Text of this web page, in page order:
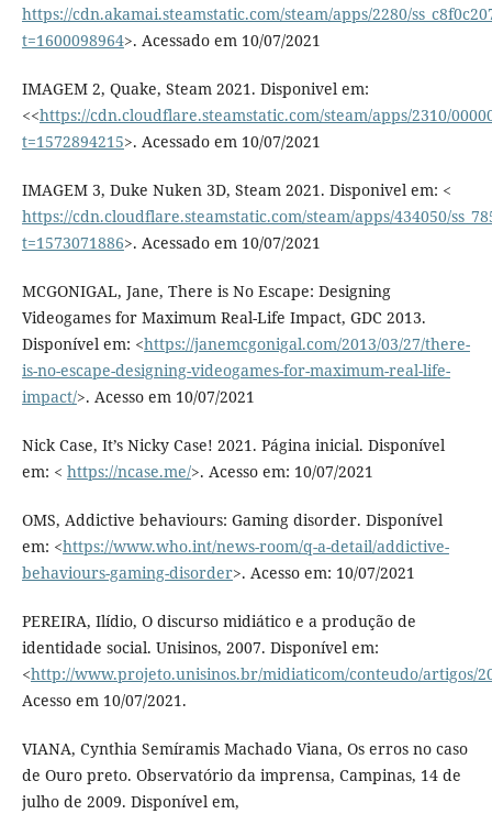
https://cdn.akamai.steamstatic.com/steam/apps/2280/
t=1600098964>. Acessado em 10/07/2021
IMAGEM 2, Quake, Steam 2021. Disponivel em:
<<https://cdn.cloudflare.steamstatic.com/steam/apps/2310/
t=1572894215>. Acessado em 10/07/2021
IMAGEM 3, Duke Nuken 3D, Steam 2021. Disponivel em: <
https://cdn.cloudflare.steamstatic.com/steam/apps/434050/
t=1573071886>. Acessado em 10/07/2021
MCGONIGAL, Jane, There is No Escape: Designing
Videogames for Maximum Real-Life Impact, GDC 2013.
Disponível em: <https://janemcgonigal.com/2013/03/27/there-
is-no-escape-designing-videogames-for-maximum-real-life-
impact/>. Acesso em 10/07/2021
Nick Case, It’s Nicky Case! 2021. Página inicial. Disponível
em: < https://ncase.me/>. Acesso em: 10/07/2021
OMS, Addictive behaviours: Gaming disorder. Disponível
em: <https://www.who.int/news-room/q-a-detail/addictive-
behaviours-gaming-disorder>. Acesso em: 10/07/2021
PEREIRA, Ilídio, O discurso midiático e a produção de
identidade social. Unisinos, 2007. Disponível em:
<http://www.projeto.unisinos.br/midiaticom/conteudo/artigos/
Acesso em 10/07/2021.
VIANA, Cynthia Semíramis Machado Viana, Os erros no caso
de Ouro preto. Observatório da imprensa, Campinas, 14 de
julho de 2009. Disponível em,